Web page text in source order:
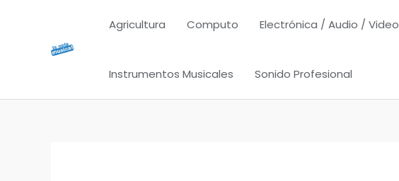
contenido
Agricultura Computo Electrónica / Audio / Video
Instrumentos Musicales Sonido Profesional